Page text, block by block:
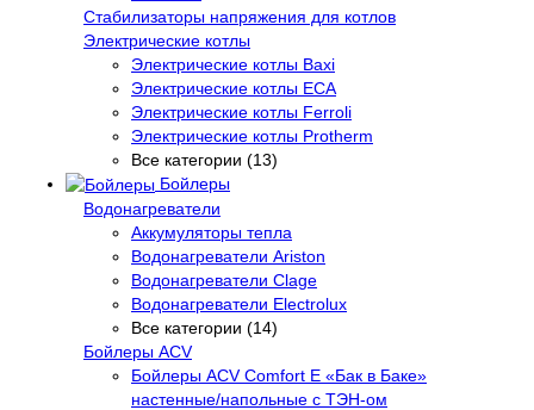
Стабилизаторы напряжения для котлов
Электрические котлы
Электрические котлы Baxi
Электрические котлы ECA
Электрические котлы Ferroli
Электрические котлы Protherm
Все категории (13)
Бойлеры
Водонагреватели
Аккумуляторы тепла
Водонагреватели Ariston
Водонагреватели Clage
Водонагреватели Electrolux
Все категории (14)
Бойлеры ACV
Бойлеры ACV Comfort E «Бак в Баке»
настенные/напольные c ТЭН-ом